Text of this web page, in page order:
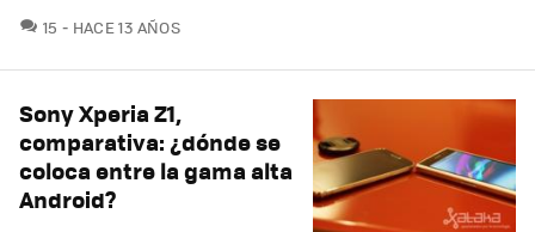
15 COMENTARIOS
HACE 13 AÑOS
Sony Xperia Z1,
comparativa: ¿dónde se
coloca entre la gama alta
Android?